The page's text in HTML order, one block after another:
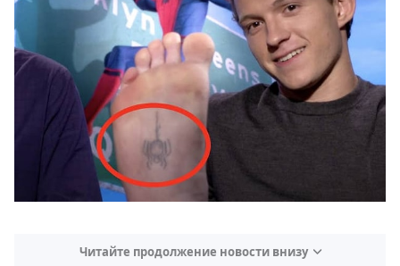
Читайте продолжение новости внизу